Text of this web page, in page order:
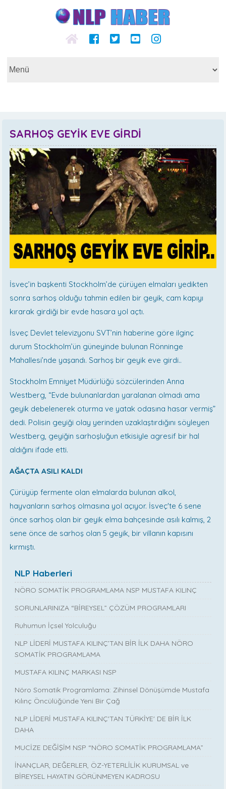
SARHOŞ GEYİK EVE GİRDİ
İsveç’in başkenti Stockholm’de çürüyen elmaları yedikten
sonra sarhoş olduğu tahmin edilen bir geyik, cam kapıyı
kırarak girdiği bir evde hasara yol açtı.
İsveç Devlet televizyonu SVT’nin haberine göre ilginç
durum Stockholm’ün güneyinde bulunan Rönninge
Mahallesi’nde yaşandı. Sarhoş bir geyik eve girdi..
Stockholm Emniyet Müdürlüğü sözcülerinden Anna
Westberg, “Evde bulunanlardan yaralanan olmadı ama
geyik debelenerek oturma ve yatak odasına hasar vermiş”
dedi. Polisin geyiği olay yerinden uzaklaştırdığını söyleyen
Westberg, geyiğin sarhoşluğun etkisiyle agresif bir hal
aldığını ifade etti.
AĞAÇTA ASILI KALDI
Çürüyüp fermente olan elmalarda bulunan alkol,
hayvanların sarhoş olmasına yol açıyor. İsveç'te 6 sene
önce sarhoş olan bir geyik elma bahçesinde asılı kalmış, 2
sene önce de sarhoş olan 5 geyik, bir villanın kapısını
kırmıştı.
NLP Haberleri
NÖRO SOMATİK PROGRAMLAMA NSP MUSTAFA KILINÇ
SORUNLARINIZA “BİREYSEL” ÇÖZÜM PROGRAMLARI
Ruhumun İçsel Yolculuğu
NLP LİDERİ MUSTAFA KILINÇ’TAN BİR İLK DAHA NÖRO
SOMATİK PROGRAMLAMA
MUSTAFA KILINÇ MARKASI NSP
Nöro Somatik Programlama: Zihinsel Dönüşümde Mustafa
Kılınç Öncülüğünde Yeni Bir Çağ
NLP LİDERİ MUSTAFA KILINÇ'TAN TÜRKİYE' DE BİR İLK
DAHA
MUCİZE DEĞİŞİM NSP “NÖRO SOMATİK PROGRAMLAMA”
İNANÇLAR, DEĞERLER, ÖZ-YETERLİLİK KURUMSAL ve
BİREYSEL HAYATIN GÖRÜNMEYEN KADROSU